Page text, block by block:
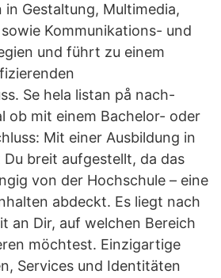
in Gestaltung, Multimedia,
Kommunikations- und
und führt zu einem
Se hela listan på nach-
ob mit einem Bachelor- oder
Mit einer Ausbildung in
breit aufgestellt, da das
von der Hochschule – eine
abdeckt. Es liegt nach
an Dir, auf welchen Bereich
möchtest. Einzigartige
Services und Identitäten